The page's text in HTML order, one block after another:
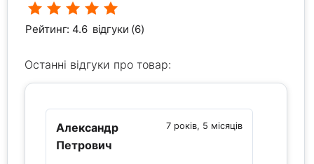
Рейтинг: 4.6 відгуки (6)
Останні відгуки про товар:
7 років, 5 місяців
Александр
Петрович